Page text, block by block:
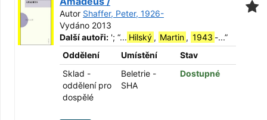
Autor Shaffer, Peter, 1926-
Vydáno 2013
Další autoři: '; “... Hilský , Martin , 1943 -...”
Oddělení
Umístění
Stav
Sklad -
oddělení pro
dospělé
Beletrie -
SHA
Dostupné